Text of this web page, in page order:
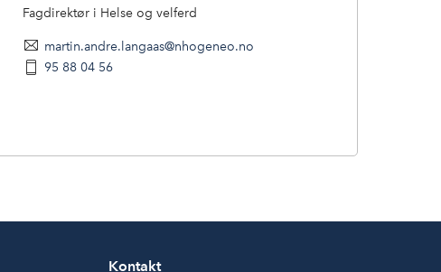
Fagdirektør i Helse og velferd
martin.andre.langaas@nhogeneo.no
95 88 04 56
Kontakt